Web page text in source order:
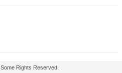
Some Rights Reserved.